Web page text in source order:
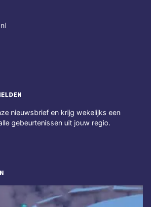
nieuwsbrief en krijg wekelijks een
gebeurtenissen uit jouw regio.